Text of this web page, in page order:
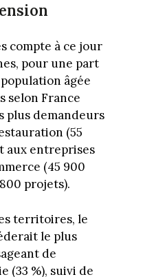
compte à ce jour
pour une part
population âgée
selon France
plus demandeurs
(55
aux entreprises
(45 900
projets).
territoires, le
le plus
de
(33 %), suivi de